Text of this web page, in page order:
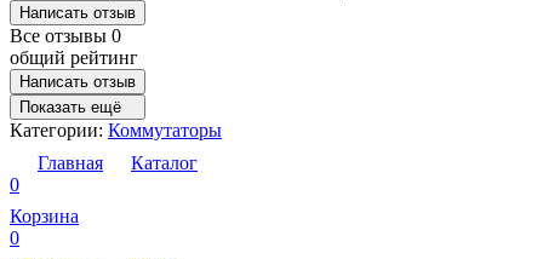
Написать отзыв
Все отзывы 0
общий рейтинг
Написать отзыв
Показать ещё
Категории: Коммутаторы
Главная
Каталог
0
Корзина
0